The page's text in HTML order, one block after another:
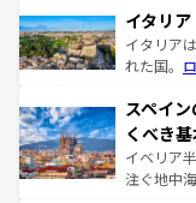
イタリア
イタリア
れた国。
ろん、ト
景など、
ピザやパ
できる。
スペイ
くべき
イベリア
注ぐ地中